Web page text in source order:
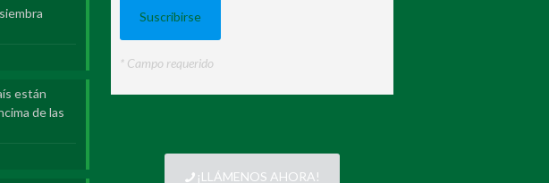
están
de las
* Campo requerido
¡LLÁMENOS AHORA!